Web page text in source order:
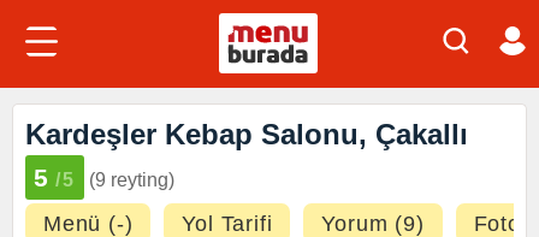
Kardeşler Kebap Salonu, Çakallı
5 /5 (9 reyting)
Menü (-) Yol Tarifi Yorum (9)